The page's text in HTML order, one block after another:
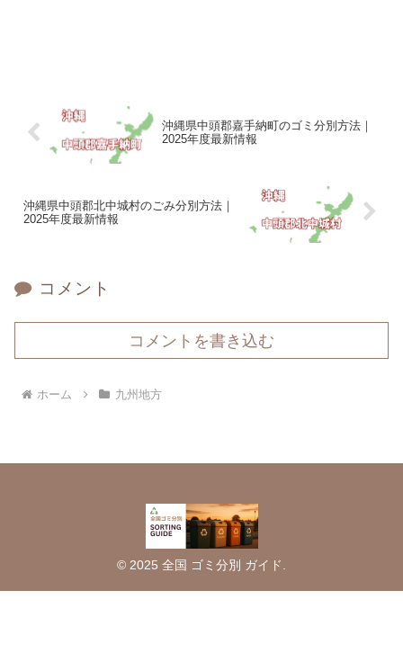
沖縄県中頭郡嘉手納町のゴミ分別方法｜
2025年度最新情報
沖縄県中頭郡北中城村のごみ分別方法｜
2025年度最新情報
コメント
コメントを書き込む
ホーム 九州地方
© 2025 全国 ゴミ分別 ガイド.